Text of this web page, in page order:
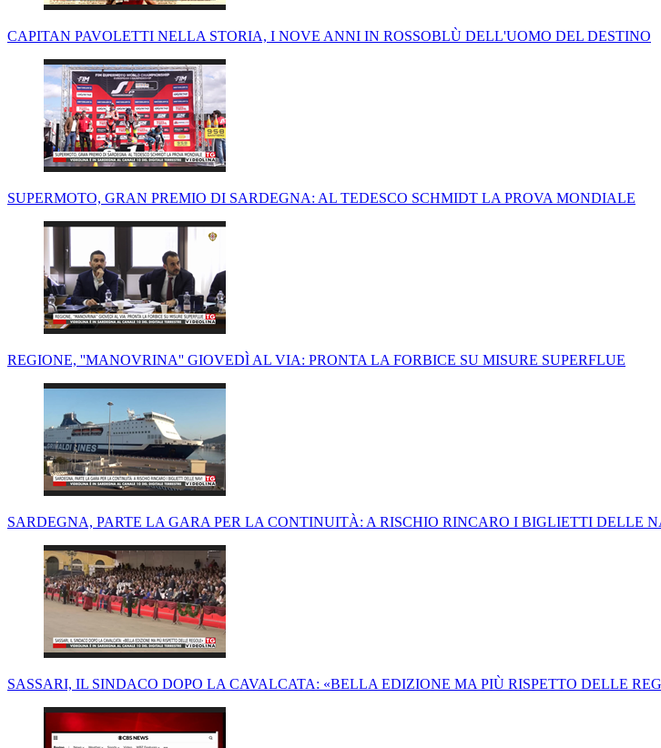
CAPITAN PAVOLETTI NELLA STORIA, I NOVE ANNI IN ROSSOBLÙ DELL'UOMO DEL DESTINO
SUPERMOTO, GRAN PREMIO DI SARDEGNA: AL TEDESCO SCHMIDT LA PROVA MONDIALE
REGIONE, ''MANOVRINA'' GIOVEDÌ AL VIA: PRONTA LA FORBICE SU MISURE SUPERFLUE
SARDEGNA, PARTE LA GARA PER LA CONTINUITÀ: A RISCHIO RINCARO I BIGLIETTI DELLE
SASSARI, IL SINDACO DOPO LA CAVALCATA: «BELLA EDIZIONE MA PIÙ RISPETTO DELLE